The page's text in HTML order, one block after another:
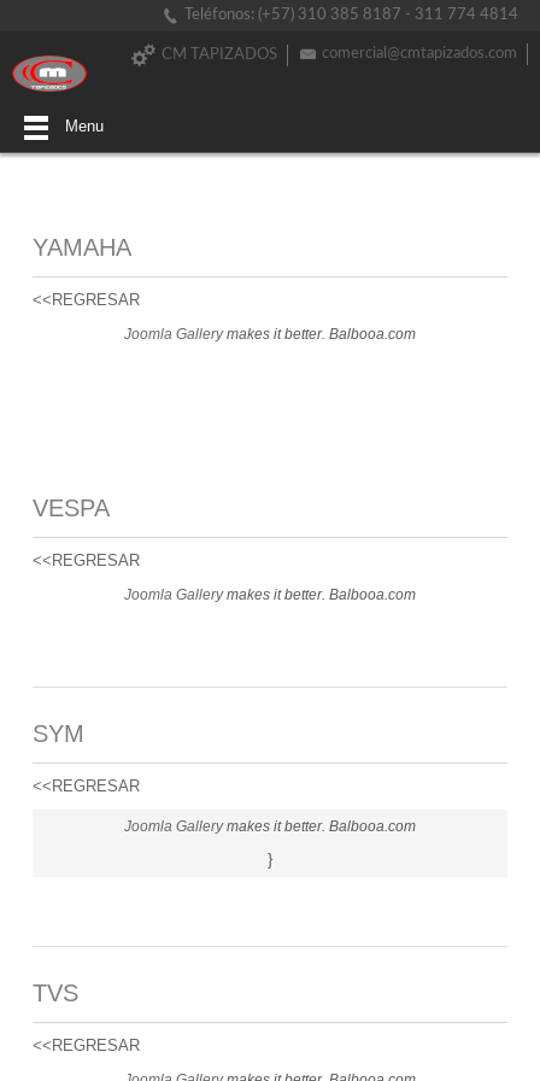
Teléfonos: (+57) 310 385 8187 - 311 774 4814
comercial@cmtapizados.com
CM TAPIZADOS
Menu
YAMAHA
<<REGRESAR
Joomla Gallerymakes it better. Balbooa.com
VESPA
<<REGRESAR
Joomla Gallerymakes it better. Balbooa.com
SYM
<<REGRESAR
Joomla Gallerymakes it better. Balbooa.com
}
TVS
<<REGRESAR